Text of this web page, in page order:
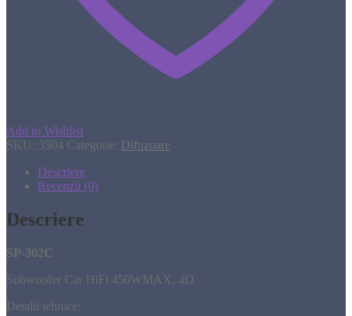
Add to Wishlist
SKU: 3504 Categorie: Difuzoare
Descriere
Recenzii (0)
Descriere
SP-302C
Subwoofer Car HiFi 450WMAX, 4Ω
Detalii tehnice: